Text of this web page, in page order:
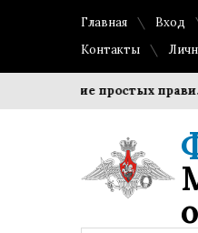
Главная Вход
Контакты
простых правил